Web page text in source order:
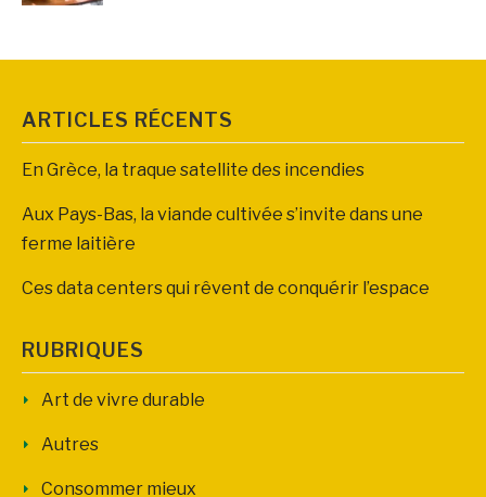
ARTICLES RÉCENTS
En Grèce, la traque satellite des incendies
Aux Pays-Bas, la viande cultivée s’invite dans une
ferme laitière
Ces data centers qui rêvent de conquérir l’espace
RUBRIQUES
Art de vivre durable
Autres
Consommer mieux